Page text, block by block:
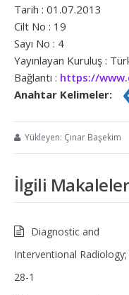
Tarih : 01.07.2013
Cilt No : 19
Sayı No : 4
Yayınlayan Kuruluş :
Bağlantı : https://
Anahtar Kelimeler:
Yükleyen: Çınar Başekim
İlgili Makaleler
Diagnostic and
Interventional Radiology;
28-1